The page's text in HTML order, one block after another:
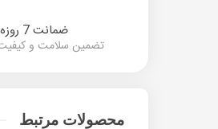
ضمانت 7 روزه
تضمین سلامت و
محصولات مرتبط